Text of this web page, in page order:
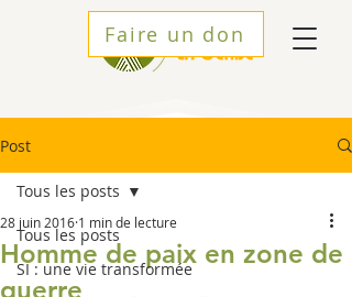
Faire un don
Post
Tous les posts
SI : une vie transformée
Tous les posts
Homme de paix en zone de
guerre
28 juin 2016 1 min de lecture